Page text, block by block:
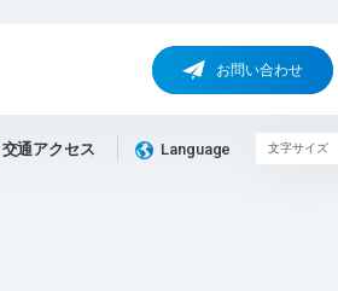
お問い合わせ
交通アクセス Language 文字サイズ